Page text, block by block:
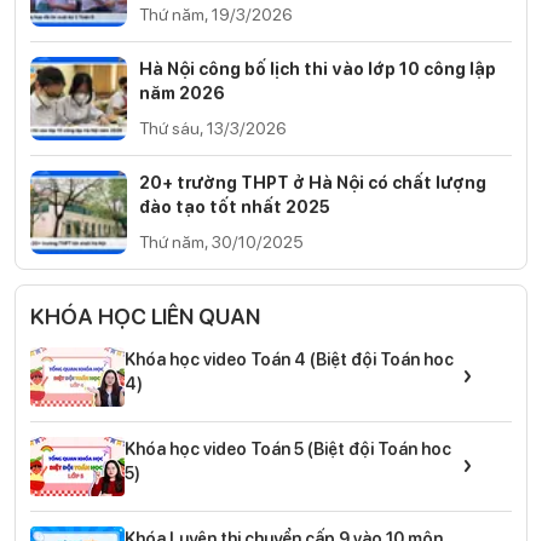
Thứ năm, 19/3/2026
Hà Nội công bố lịch thi vào lớp 10 công lập
năm 2026
Thứ sáu, 13/3/2026
20+ trường THPT ở Hà Nội có chất lượng
đào tạo tốt nhất 2025
Thứ năm, 30/10/2025
KHÓA HỌC LIÊN QUAN
Khóa học video Toán 4 (Biệt đội Toán hoc
4)
›
Khóa học video Toán 5 (Biệt đội Toán hoc
5)
›